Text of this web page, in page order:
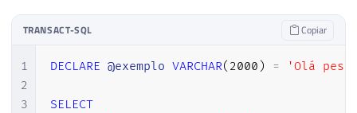
TRANSACT-SQL Copiar
1
2
3
DECLARE @exemplo VARCHAR( 2000 ) = 'Olá
SELECT